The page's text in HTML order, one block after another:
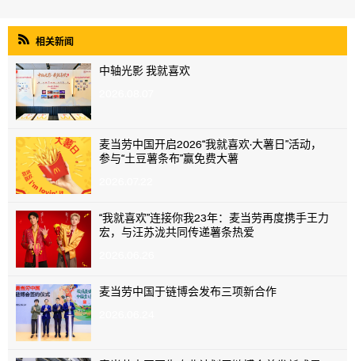
 相关新闻
中轴光影 我就喜欢
麦当劳中国开启2026“我就喜欢·大薯日”活动，
参与“土豆薯条布”赢免费大薯
“我就喜欢”连接你我23年：麦当劳再度携手王力
宏，与汪苏泷共同传递薯条热爱
麦当劳中国于链博会发布三项新合作